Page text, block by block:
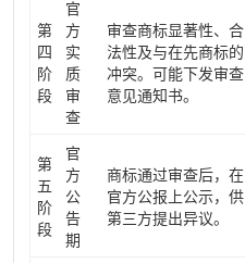
第
四
阶
段
官
方
实
质
审
查
审查商标显著性、合
法性及与在先商标的
冲突。可能下发审查
意见通知书。
第
五
阶
段
官
方
公
告
期
商标通过审查后，在
官方公报上公示，供
第三方提出异议。